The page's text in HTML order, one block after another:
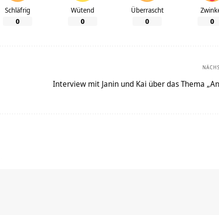
Schläfrig
0
Wütend
0
Überrascht
0 0
Interview mit Janin und Kai über das Thema